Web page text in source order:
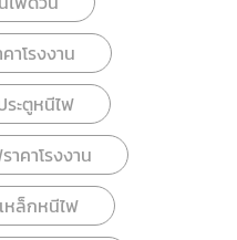
าโรงงาน
ะตูหนีไฟ
าคาโรงงาน
หล็กหนีไฟ